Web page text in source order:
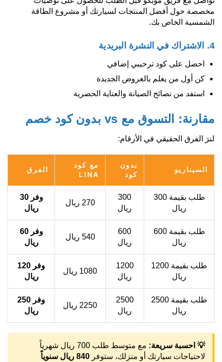
مخصصة حول أفضل المنتجات لسيارتك أو مشروع الطاقة
الشمسية الخاص بك.
4. الاشتراك في النشرة البريدية
احصل على كود ترحيبي إضافي
كن أول من يعلم بالعروض الجديدة
استفد من نصائح الصيانة والعناية الحصرية
مقارنة: التسوق مع vs بدون كود خصم
لنرَ الفرق الحقيقي في الأرقام:
السيناريو
بدون
كود
مع كود
LINA
الفرق
طلب بقيمة 300
ريال
300
ريال
270 ريال
وفر 30
ريال
طلب بقيمة 600
ريال
600
ريال
540 ريال
وفر 60
ريال
طلب بقيمة 1200
ريال
1200
ريال
1080 ريال
وفر 120
ريال
طلب بقيمة 2500
ريال
2500
ريال
2250 ريال
وفر 250
ريال
💡 احسبة سريعة:
مع متوسط طلب 700 ريال شهرياً
لاحتياجات سيارتك أو منزلك، ستوفر 840 ريال سنوياً